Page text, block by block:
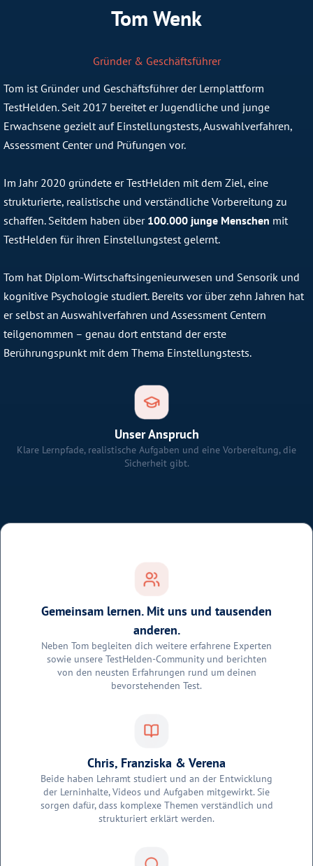
Tom Wenk
Gründer & Geschäftsführer
Tom ist Gründer und Geschäftsführer der Lernplattform
TestHelden. Seit 2017 bereitet er Jugendliche und junge
Erwachsene gezielt auf Einstellungstests, Auswahlverfahren,
Assessment Center und Prüfungen vor.
Im Jahr 2020 gründete er TestHelden mit dem Ziel, eine
strukturierte, realistische und verständliche Vorbereitung zu
schaffen. Seitdem haben über 100.000 junge Menschen mit
TestHelden für ihren Einstellungstest gelernt.
Tom hat Diplom-Wirtschaftsingenieurwesen und Sensorik und
kognitive Psychologie studiert. Bereits vor über zehn Jahren hat
er selbst an Auswahlverfahren und Assessment Centern
teilgenommen – genau dort entstand der erste
Berührungspunkt mit dem Thema Einstellungstests.
Unser Anspruch
Klare Lernpfade, realistische Aufgaben und eine Vorbereitung, die
Sicherheit gibt.
Gemeinsam lernen. Mit uns und tausenden
anderen.
Neben Tom begleiten dich weitere erfahrene Experten
sowie unsere TestHelden-Community und berichten
von den neusten Erfahrungen rund um deinen
bevorstehenden Test.
Chris, Franziska & Verena
Beide haben Lehramt studiert und an der Entwicklung
der Lerninhalte, Videos und Aufgaben mitgewirkt. Sie
sorgen dafür, dass komplexe Themen verständlich und
strukturiert erklärt werden.